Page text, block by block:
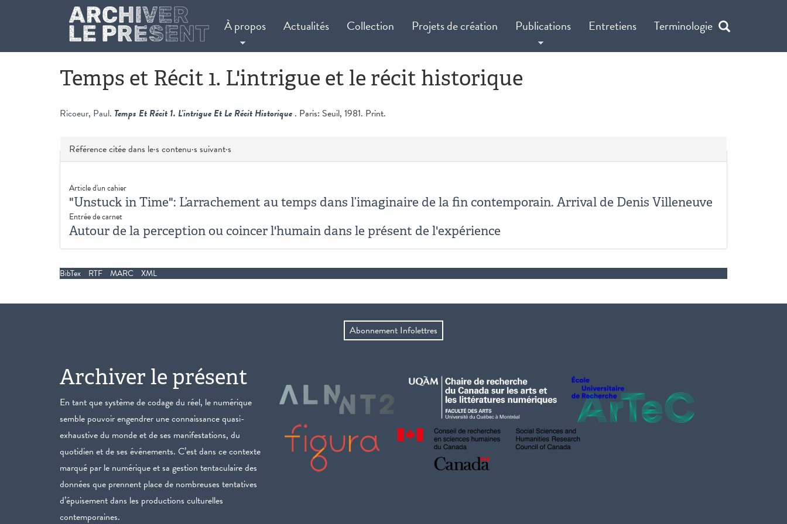
Aller au contenu principal
À propos Actualités Collection Projets de création Publications Entretiens Terminologie
Temps et Récit 1. L'intrigue et le récit historique
Ricoeur, Paul. Temps Et Récit 1. L'intrigue Et Le Récit Historique . Paris: Seuil, 1981. Print.
Masquer
Référence citée dans le·s contenu·s suivant·s
Article d'un cahier
"Unstuck in Time": L’arrachement au temps dans l’imaginaire de la fin contemporain. Arrival de Denis Villeneuve
Entrée de carnet
Autour de la perception ou coincer l'humain dans le présent de l'expérience
BibTex RTF MARC XML
Abonnement Infolettres
Archiver le présent
En tant que système de codage du réel, le numérique
semble pouvoir engendrer une connaissance quasi-
exhaustive du monde et de ses manifestations, du
quotidien et de ses événements. C’est dans ce contexte
marqué par le numérique et sa gestion tentaculaire des
données que prennent place de nombreuses tentatives
d’épuisement dans les productions culturelles
contemporaines.